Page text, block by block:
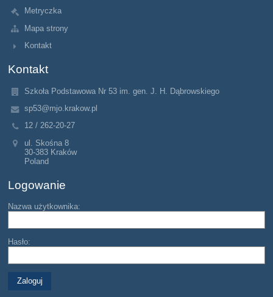
Metryczka
Mapa strony
Kontakt
Kontakt
Szkoła Podstawowa Nr 53 im. gen. J. H. Dąbrowskiego
sp53@mjo.krakow.pl
12 / 262-20-27
ul. Skośna 8
30-383 Kraków
Poland
Logowanie
Nazwa użytkownika:
Hasło: